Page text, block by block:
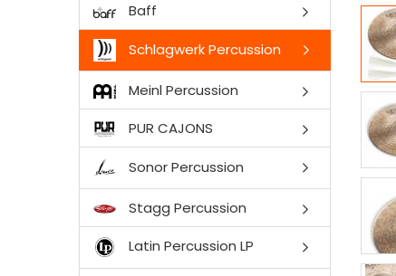
Baff
Schlagwerk Percussion
Meinl Percussion
PUR CAJONS
Sonor Percussion
Stagg Percussion
Latin Percussion LP